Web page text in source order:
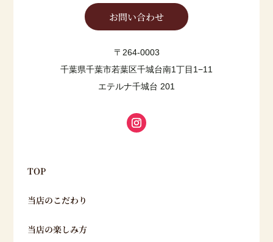
お問い合わせ
〒264-0003
千葉県千葉市若葉区千城台南1丁目1−11
エテルナ千城台 201
TOP
当店のこだわり
当店の楽しみ方